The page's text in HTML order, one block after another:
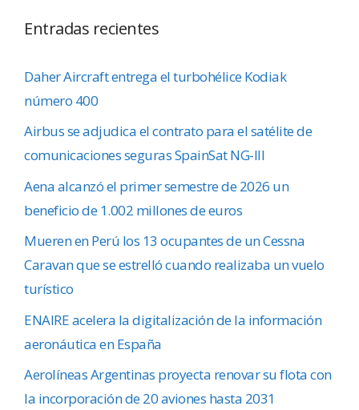
Entradas recientes
Daher Aircraft entrega el turbohélice Kodiak
número 400
Airbus se adjudica el contrato para el satélite de
comunicaciones seguras SpainSat NG-III
Aena alcanzó el primer semestre de 2026 un
beneficio de 1.002 millones de euros
Mueren en Perú los 13 ocupantes de un Cessna
Caravan que se estrelló cuando realizaba un vuelo
turístico
ENAIRE acelera la digitalización de la información
aeronáutica en España
Aerolíneas Argentinas proyecta renovar su flota con
la incorporación de 20 aviones hasta 2031